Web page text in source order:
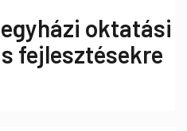
oktatási
fejlesztésekre